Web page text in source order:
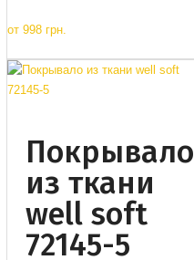
от 998 грн.
Покрывало
из ткани
well soft
72145-5